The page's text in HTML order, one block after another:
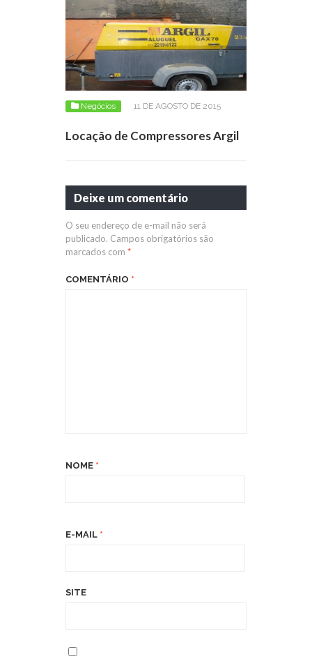
Negócios 11 DE AGOSTO DE 2015
Locação de Compressores Argil
Deixe um comentário
O seu endereço de e-mail não será
publicado. Campos obrigatórios são
marcados com *
COMENTÁRIO *
NOME *
E-MAIL *
SITE